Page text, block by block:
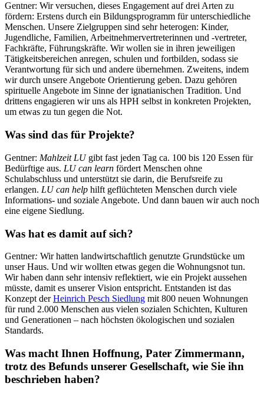
Gentner: Wir versuchen, dieses Engagement auf drei Arten zu
fördern: Erstens durch ein Bildungsprogramm für unterschiedliche
Menschen. Unsere Zielgruppen sind sehr heterogen: Kinder,
Jugendliche, Familien, Arbeitnehmervertreterinnen und -vertreter,
Fachkräfte, Führungskräfte. Wir wollen sie in ihren jeweiligen
Tätigkeitsbereichen anregen, schulen und fortbilden, sodass sie
Verantwortung für sich und andere übernehmen. Zweitens, indem
wir durch unsere Angebote Orientierung geben. Dazu gehören
spirituelle Angebote im Sinne der ignatianischen Tradition. Und
drittens engagieren wir uns als HPH selbst in konkreten Projekten,
um etwas zu tun gegen die Not.
Was sind das für Projekte?
Gentner: Mahlzeit LUgibt fast jeden Tag ca. 100 bis 120 Essen für
Bedürftige aus. LU can learn fördert Menschen ohne
Schulabschluss und unterstützt sie darin, die Berufsreife zu
erlangen. LU can help hilft geflüchteten Menschen durch viele
Informations- und soziale Angebote. Und dann bauen wir auch noch
eine eigene Siedlung.
Was hat es damit auf sich?
Gentner: Wir hatten landwirtschaftlich genutzte Grundstücke um
unser Haus. Und wir wollten etwas gegen die Wohnungsnot tun.
Wir haben dann sehr intensiv reflektiert, wie ein Projekt aussehen
müsste, damit es unserer Vision entspricht. Entstanden ist das
Konzept derHeinrich Pesch Siedlung mit 800 neuen Wohnungen
für rund 2.000 Menschen aus vielen sozialen Schichten, Kulturen
und Generationen – nach höchsten ökologischen und sozialen
Standards.
Was macht Ihnen Hoffnung, Pater Zimmermann,
trotz des Befunds unserer Gesellschaft, wie Sie ihn
beschrieben haben?